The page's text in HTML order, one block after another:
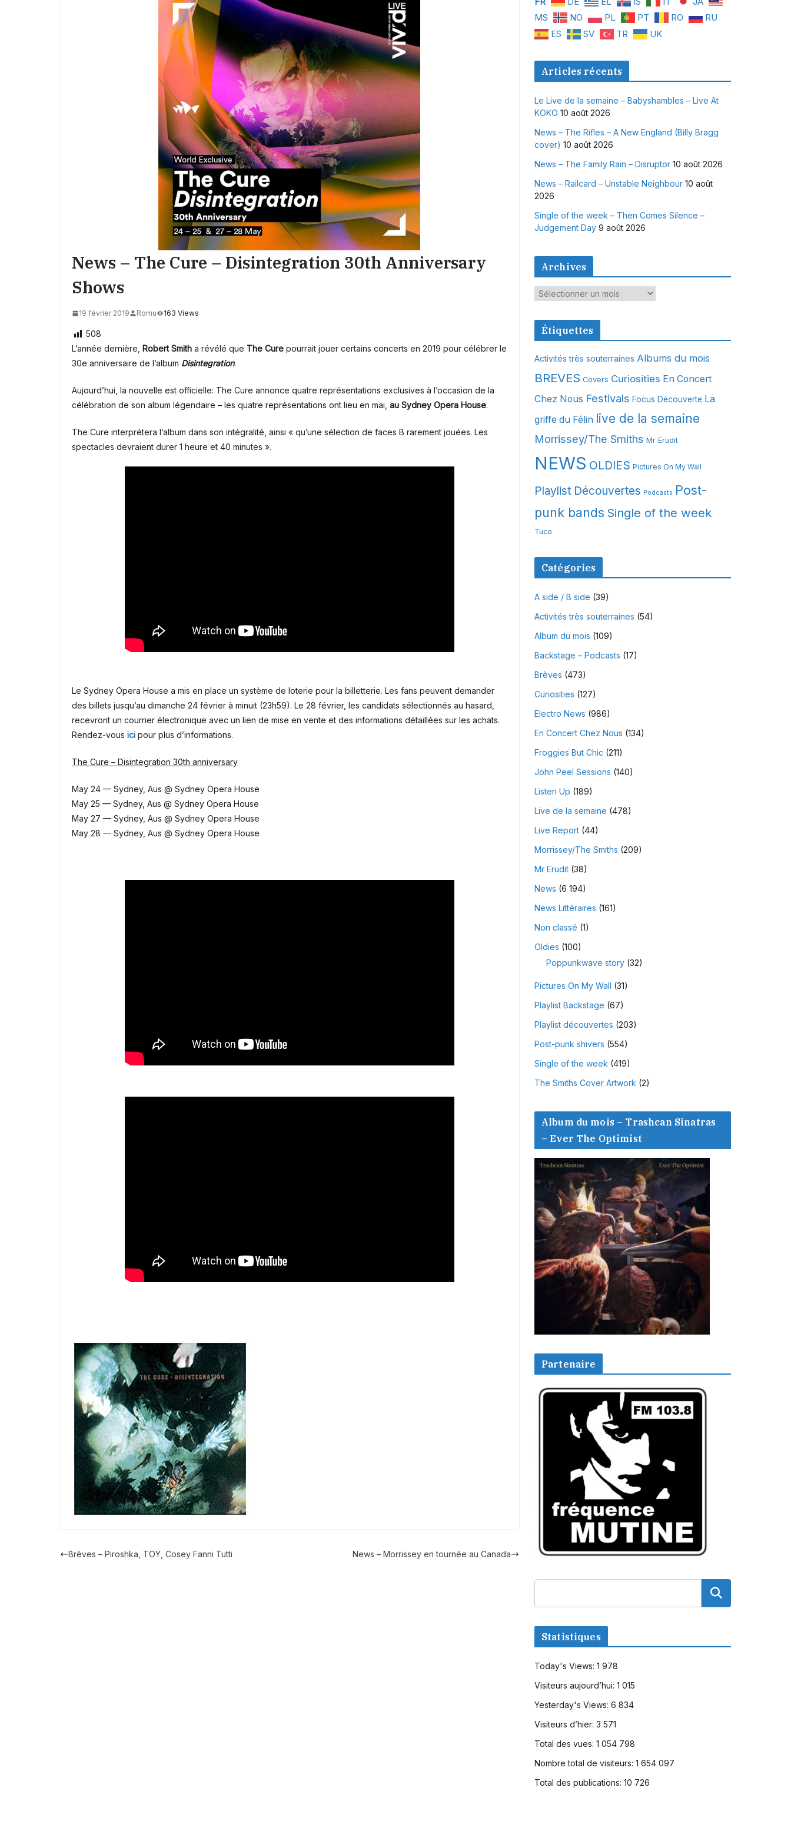
News – The Cure – Disintegration 30th Anniversary
Shows
19 février 2019 Romu 163 Views
508
L’année dernière, Robert Smith a révélé que The Cure pourrait jouer certains concerts en 2019 pour célébrer le
30e anniversaire de l’album Disintegration.
Aujourd’hui, la nouvelle est officielle: The Cure annonce quatre représentations exclusives à l’occasion de la
célébration de son album légendaire – les quatre représentations ont lieu en mai, au Sydney Opera House.
The Cure interprétera l’album dans son intégralité, ainsi « qu’une sélection de faces B rarement jouées. Les
spectacles devraient durer 1 heure et 40 minutes ».
Le Sydney Opera House a mis en place un système de loterie pour la billetterie. Les fans peuvent demander
des billets jusqu’au dimanche 24 février à minuit (23h59). Le 28 février, les candidats sélectionnés au hasard,
recevront un courrier électronique avec un lien de mise en vente et des informations détaillées sur les achats.
Rendez-vous ici pour plus d’informations.
The Cure – Disintegration 30th anniversary
May 24 — Sydney, Aus @ Sydney Opera House
May 25 — Sydney, Aus @ Sydney Opera House
May 27 — Sydney, Aus @ Sydney Opera House
May 28 — Sydney, Aus @ Sydney Opera House
Brèves – Piroshka, TOY, Cosey Fanni Tutti News – Morrissey en tournée au Canada
MS
NO PL PT RO
RU
ES
SV TR UK
Articles récents
Le Live de la semaine – Babyshambles – Live At
KOKO 10 août 2026
News – The Rifles – A New England (Billy Bragg
cover) 10 août 2026
News – The Family Rain – Disruptor 10 août 2026
News – Railcard – Unstable Neighbour 10 août
2026
Single of the week – Then Comes Silence –
Judgement Day 9 août 2026
Archives
A
c
e
s
Étiquettes
Activités très souterraines Albums du mois
BREVES Covers Curiosities En Concert
Chez Nous Festivals Focus Découverte La
griffe du Félin live de la semaine
Morrissey/The Smiths Mr Erudit
NEWS OLDIES Pictures On My Wall
Playlist Découvertes Podcasts Post-
punk bands Single of the week
Tuco
Catégories
A side / B side (39)
Activités très souterraines (54)
Album du mois (109)
Backstage – Podcasts (17)
Brèves (473)
Curiosities (127)
Electro News (986)
En Concert Chez Nous (134)
Froggies But Chic (211)
John Peel Sessions (140)
Listen Up (189)
Live de la semaine (478)
Live Report(44)
Morrissey/The Smiths (209)
Mr Erudit(38)
News (6 194)
News Littéraires (161)
Non classé (1)
Oldies (100)
Poppunkwave story(32)
Pictures On My Wall (31)
Playlist Backstage (67)
Playlist découvertes (203)
Post-punk shivers (554)
Single of the week (419)
The Smiths Cover Artwork (2)
Album du mois – Trashcan Sinatras
– Ever The Optimist
Partenaire
Statistiques
Today's Views: 1 978
Visiteurs aujourd’hui: 1 015
Yesterday's Views: 6 834
Visiteurs d’hier: 3 571
Total des vues: 1 054 798
Nombre total de visiteurs: 1 654 097
Total des publications: 10 726